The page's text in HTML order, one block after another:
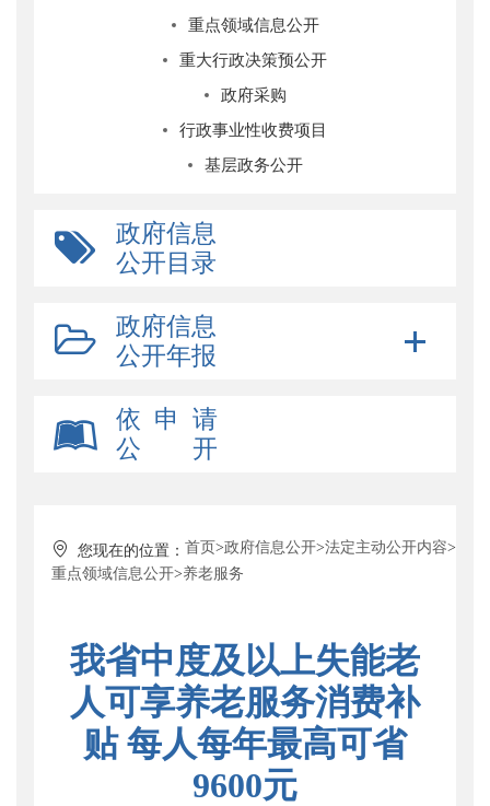
重点领域信息公开
重大行政决策预公开
政府采购
行政事业性收费项目
基层政务公开
政府信息
公开目录
政府信息
公开年报
依 申 请
公 开
您现在的位置： 首页>政府信息公开>法定主动公开内容>
重点领域信息公开>养老服务
我省中度及以上失能老
人可享养老服务消费补
贴 每人每年最高可省
9600元